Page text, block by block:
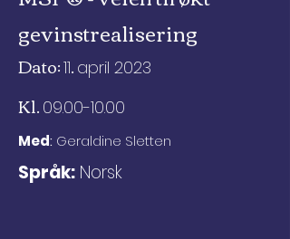
gevinstrealisering
Dato:11. april 2023
Kl. 09.00-10.00
Med: Geraldine Sletten
Språk: Norsk